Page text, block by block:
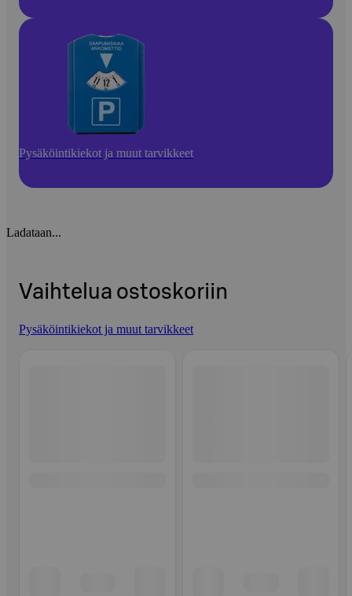
Pysäköintikiekot ja muut tarvikkeet
Ladataan...
Vaihtelua ostoskoriin
Pysäköintikiekot ja muut tarvikkeet